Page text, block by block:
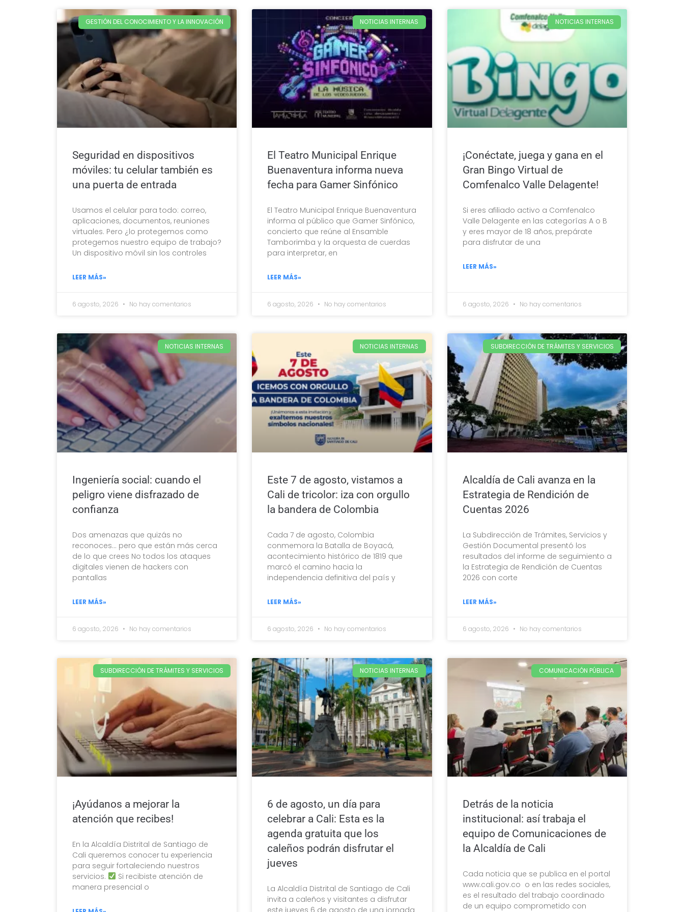
GESTIÓN DEL CONOCIMIENTO Y LA INNOVACIÓN
Seguridad en dispositivos
móviles: tu celular también es
una puerta de entrada
Usamos el celular para todo: correo,
aplicaciones, documentos, reuniones
virtuales. Pero ¿lo protegemos como
protegemos nuestro equipo de trabajo?
Un dispositivo móvil sin los controles
LEER MÁS»
6 agosto, 2026 No hay comentarios
NOTICIAS INTERNAS
El Teatro Municipal Enrique
Buenaventura informa nueva
fecha para Gamer Sinfónico
El Teatro Municipal Enrique Buenaventura
informa al público que Gamer Sinfónico,
concierto que reúne al Ensamble
Tamborimba y la orquesta de cuerdas
para interpretar, en
LEER MÁS»
6 agosto, 2026 No hay comentarios
NOTICIAS INTERNAS
¡Conéctate, juega y gana en el
Gran Bingo Virtual de
Comfenalco Valle Delagente!
Si eres afiliado activo a Comfenalco
Valle Delagente en las categorías A o B
y eres mayor de 18 años, prepárate
para disfrutar de una
LEER MÁS»
6 agosto, 2026 No hay comentarios
NOTICIAS INTERNAS
Ingeniería social: cuando el
peligro viene disfrazado de
confianza
Dos amenazas que quizás no
reconoces… pero que están más cerca
de lo que crees No todos los ataques
digitales vienen de hackers con
pantallas
LEER MÁS»
6 agosto, 2026 No hay comentarios
NOTICIAS INTERNAS
Este 7 de agosto, vistamos a
Cali de tricolor: iza con orgullo
la bandera de Colombia
Cada 7 de agosto, Colombia
conmemora la Batalla de Boyacá,
acontecimiento histórico de 1819 que
marcó el camino hacia la
independencia definitiva del país y
LEER MÁS»
6 agosto, 2026 No hay comentarios
SUBDIRECCIÓN DE TRÁMITES Y SERVICIOS
Alcaldía de Cali avanza en la
Estrategia de Rendición de
Cuentas 2026
La Subdirección de Trámites, Servicios y
Gestión Documental presentó los
resultados del informe de seguimiento a
la Estrategia de Rendición de Cuentas
2026 con corte
LEER MÁS»
6 agosto, 2026 No hay comentarios
SUBDIRECCIÓN DE TRÁMITES Y SERVICIOS
¡Ayúdanos a mejorar la
atención que recibes!
En la Alcaldía Distrital de Santiago de
Cali queremos conocer tu experiencia
para seguir fortaleciendo nuestros
servicios.
Si recibiste atención de
manera presencial o
NOTICIAS INTERNAS
6 de agosto, un día para
celebrar a Cali: Esta es la
agenda gratuita que los
caleños podrán disfrutar el
jueves
La Alcaldía Distrital de Santiago de Cali
invita a caleños y visitantes a disfrutar
este jueves 6 de agosto de una jornada
COMUNICACIÓN PÚBLICA
Detrás de la noticia
institucional: así trabaja el
equipo de Comunicaciones de
la Alcaldía de Cali
Cada noticia que se publica en el portal
www.cali.gov.co o en las redes sociales,
es el resultado del trabajo coordinado
de un equipo comprometido con